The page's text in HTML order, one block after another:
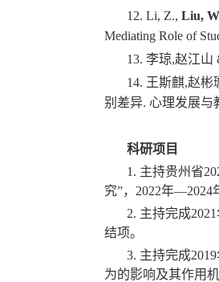
12. Li, Z., Liu,
Mediating Role of
13. 李琼,赵江山
14. 王斯麒,赵彬
别差异. 心理发展与
科研项目
1. 主持贵州省
究”， 2022年—2024
2. 主持完成2021
结项。
3. 主持完成2019
为的影响及其作用